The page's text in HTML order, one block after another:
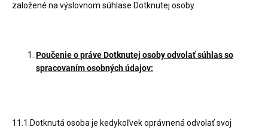
založené na výslovnom súhlase Dotknutej osoby.
Poučenie o práve Dotknutej osoby odvolať súhlas so
spracovaním osobných údajov:
11.1.Dotknutá osoba je kedykoľvek oprávnená odvolať svoj